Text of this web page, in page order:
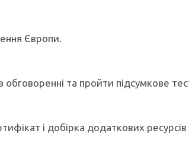
Європи.
та пройти підсумкове
і добірка додаткових